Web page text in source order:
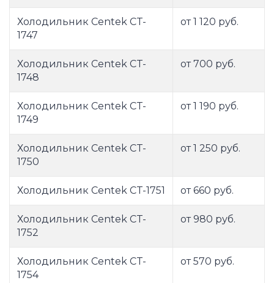
Холодильник Centek CT-
1747
от 1 120 руб.
Холодильник Centek CT-
1748
от 700 руб.
Холодильник Centek CT-
1749
от 1 190 руб.
Холодильник Centek CT-
1750
от 1 250 руб.
Холодильник Centek CT-1751 от 660 руб.
Холодильник Centek CT-
1752
от 980 руб.
Холодильник Centek CT-
1754
от 570 руб.